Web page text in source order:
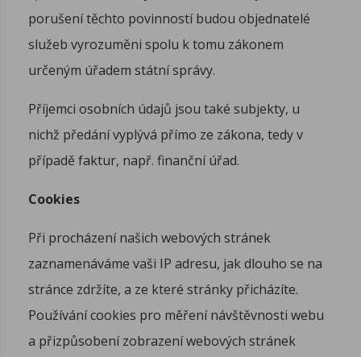
porušení těchto povinností budou objednatelé
služeb vyrozuměni spolu k tomu zákonem
určeným úřadem státní správy.
Příjemci osobních údajů jsou také subjekty, u
nichž předání vyplývá přímo ze zákona, tedy v
případě faktur, např. finanční úřad.
Cookies
Při procházení našich webových stránek
zaznamenáváme vaši IP adresu, jak dlouho se na
stránce zdržíte, a ze které stránky přicházíte.
Používání cookies pro měření návštěvnosti webu
a přizpůsobení zobrazení webových stránek